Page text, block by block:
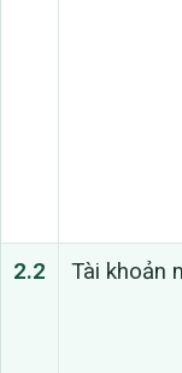
2.2 Tài khoản